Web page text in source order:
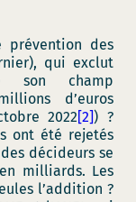
prévention des
qui exclut
son champ
d’euros
2022[2]) ?
ont été rejetés
décideurs se
milliards. Les
l’addition ?